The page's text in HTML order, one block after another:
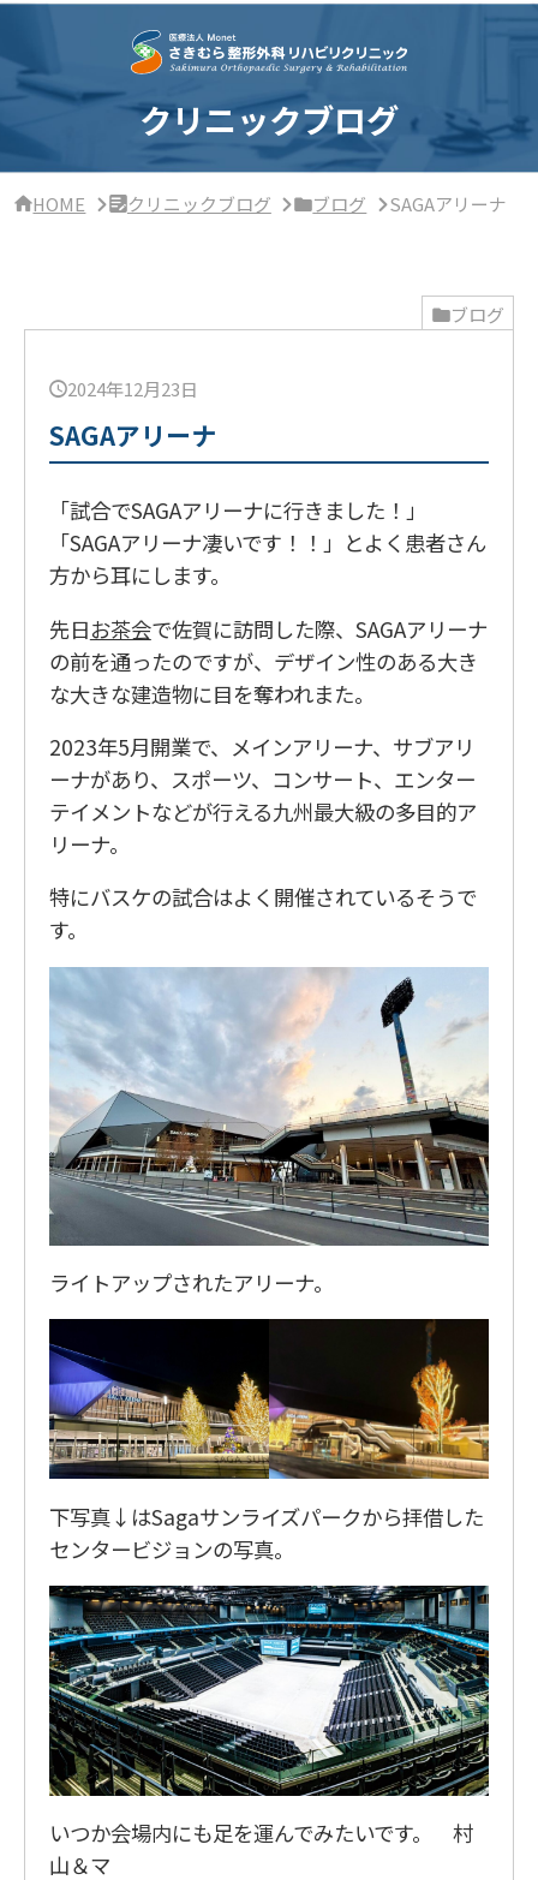
サ
ド
ー・
クリニックブログ
HOME クリニックブログ ブログ SAGAアリーナ
ブログ
2024年12月23日
SAGAアリーナ
「試合でSAGAアリーナに行きました！」
「SAGAアリーナ凄いです！！」とよく患者さん
方から耳にします。
先日お茶会で佐賀に訪問した際、SAGAアリーナ
の前を通ったのですが、デザイン性のある大き
な大きな建造物に目を奪われまた。
2023年5月開業で、メインアリーナ、サブアリ
ーナがあり、スポーツ、コンサート、エンター
テイメントなどが行える九州最大級の多目的ア
リーナ。
特にバスケの試合はよく開催されているそうで
す。
ライトアップされたアリーナ。
下写真↓はSagaサンライズパークから拝借した
センタービジョンの写真。
いつか会場内にも足を運んでみたいです。 村
山＆マ